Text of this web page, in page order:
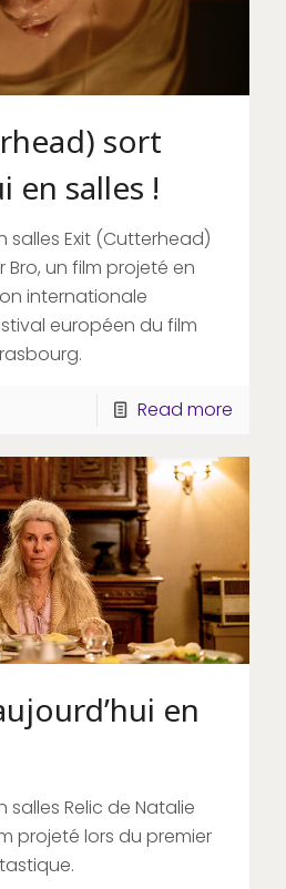
sort
en salles !
salles Exit (Cutterhead)
Bro, un film projeté en
internationale
européen du film
Read more
en
salles Relic de Natalie
projeté lors du premier